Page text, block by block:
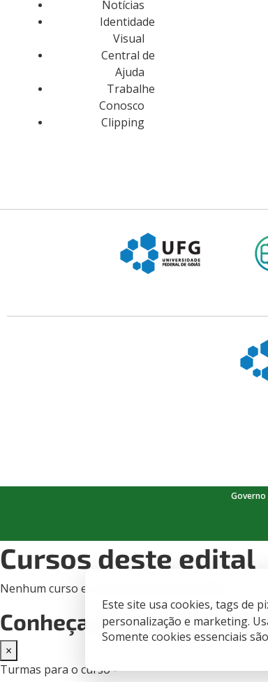
Este site usa cookies, tags de
personalização e marketing.
Somente cookies essenciais
Notícias
Identidade
Visual
Central de
Ajuda
Trabalhe
Conosco
Clipping
Governo
Cursos deste edital
Nenhum curso encontrado para este edital.
Conheça as turmas
×
Turmas para o curso -